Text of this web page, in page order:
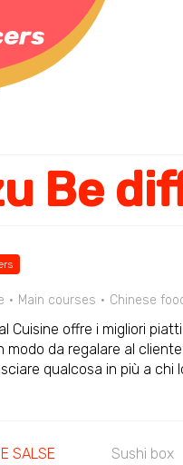
Be
Main courses Chinese
Cuisine offre i migliori
modo da regalare al
qualcosa in più a chi
SALSE Sushi box